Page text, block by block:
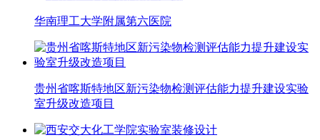
华南理工大学附属第六医院
贵州省喀斯特地区新污染物检测评估能力提升建设实验
室升级改造项目